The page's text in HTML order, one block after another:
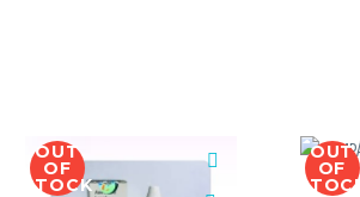
OUT
OF
STOCK
OUT
OF
STOCK